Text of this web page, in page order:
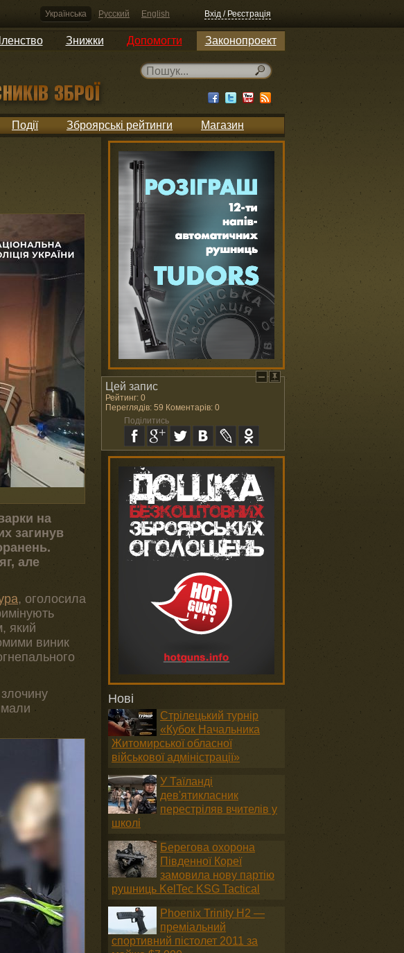
Українська Русский English Вхід / Реєстрація
Знижки Допомогти Законопроект
Події Зброярські рейтинги Магазин
на
загинув
але
, оголосила
який
виник
Нові
Стрілецький турнір
«Кубок Начальника
Житомирської обласної
військової адміністрації»
У Таїланді
дев'ятикласник
перестріляв вчителів у
школі
Берегова охорона
Південної Кореї
замовила нову партію
рушниць KelTec KSG Tactical
Phoenix Trinity H2 —
преміальний
спортивний пістолет 2011 за
Цей запис
Рейтинг: 0
Переглядів: 59 Коментарів: 0
Поділитись